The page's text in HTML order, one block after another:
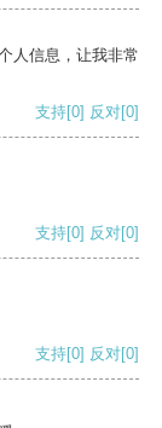
人信息，让我非常
支持[0] 反对[0]
支持[0] 反对[0]
支持[0] 反对[0]